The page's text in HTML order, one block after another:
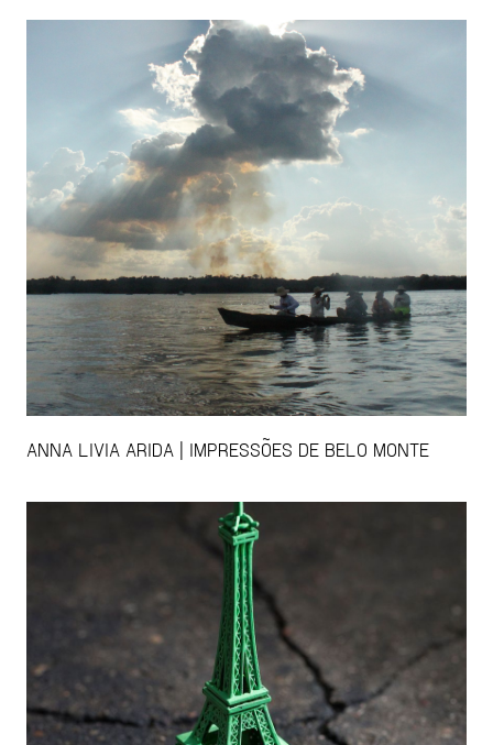
ANNA LIVIA ARIDA | IMPRESSÕES DE BELO MONTE